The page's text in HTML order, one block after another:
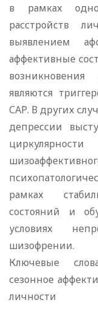
в рамках
расстройств
выявлением
аффективные
являются
САР. В других
депрессии
рамках
состояний и
условиях
шизофрении.
Ключевые
сезонное
личности